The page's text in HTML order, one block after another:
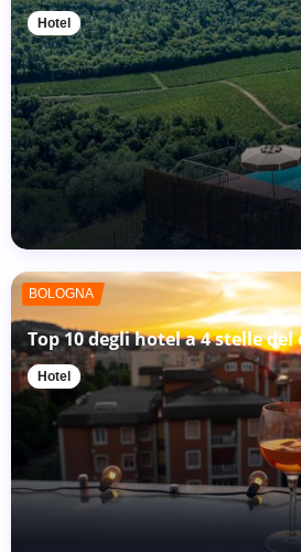
Hotel
BOLOGNA
Top 10 degli hotel a 4 stelle
Hotel